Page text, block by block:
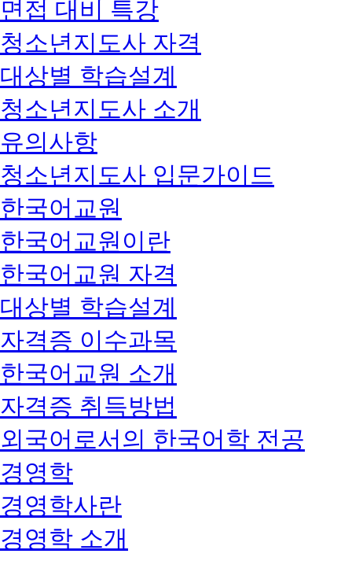
면접 대비 특강
청소년지도사 자격
대상별 학습설계
청소년지도사 소개
유의사항
청소년지도사 입문가이드
한국어교원
한국어교원이란
한국어교원 자격
대상별 학습설계
자격증 이수과목
한국어교원 소개
자격증 취득방법
외국어로서의 한국어학 전공
경영학
경영학사란
경영학 소개